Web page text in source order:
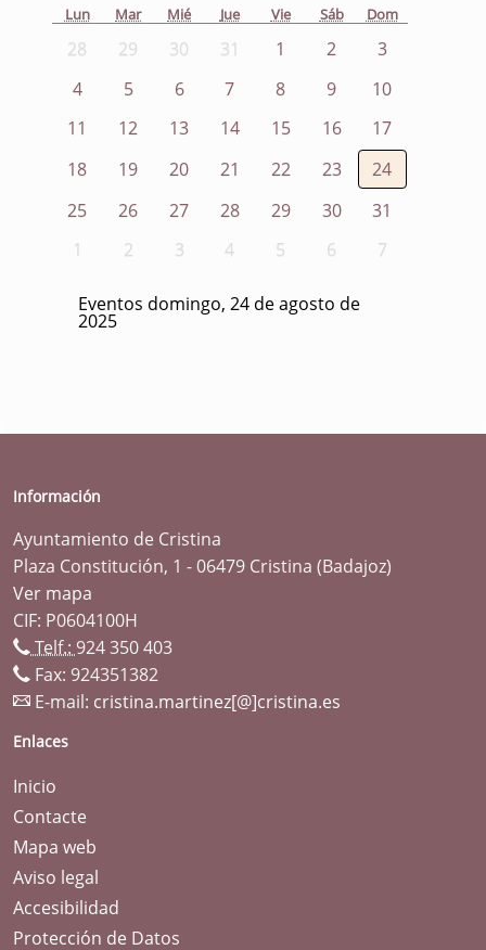
Lun Mar Mié Jue Vie Sáb Dom
28 29 30 31 1 2
3
4
5 6 7 8 9
10
11
12 13 14 15 16
17
18
19 20 21 22 23
24
25
26 27 28 29 30
31
1
2 3 4 5 6 7
Eventos domingo, 24 de agosto de
2025
Información
Ayuntamiento de Cristina
Plaza Constitución, 1 - 06479 Cristina (Badajoz)
Ver mapa
CIF: P0604100H
Telf.: 924 350 403
Fax: 924351382
E-mail: cristina.martinez[@]cristina.es
Enlaces
Inicio
Contacte
Mapa web
Aviso legal
Accesibilidad
Protección de Datos